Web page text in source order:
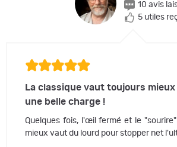
10 avis
5 utiles
La classique vaut toujours
une belle charge !
Quelques fois, l'œil fermé et le
mieux vaut du lourd pour stopper net